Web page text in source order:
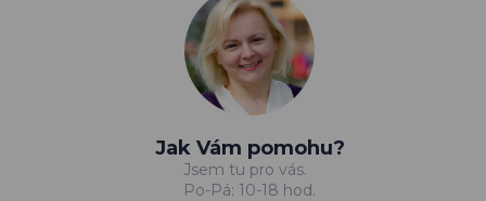
Jak Vám pomohu?
Jsem tu pro vás.
Po-Pá: 10-18 hod.